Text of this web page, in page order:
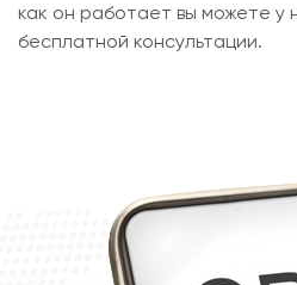
как он работает вы можете у
бесплатной консультации.